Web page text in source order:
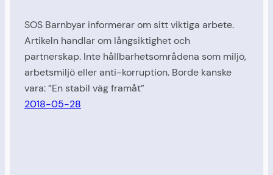
SOS Barnbyar informerar om sitt viktiga arbete.
Artikeln handlar om långsiktighet och
partnerskap. Inte hållbarhetsområdena som miljö,
arbetsmiljö eller anti-korruption. Borde kanske
vara: ”En stabil väg framåt”
2018-05-28